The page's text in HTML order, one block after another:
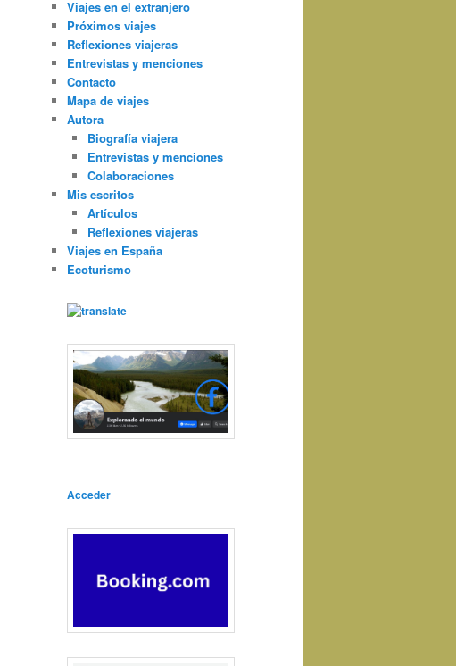
Viajes en el extranjero
Próximos viajes
Reflexiones viajeras
Entrevistas y menciones
Contacto
Mapa de viajes
Autora
Biografía viajera
Entrevistas y menciones
Colaboraciones
Mis escritos
Artículos
Reflexiones viajeras
Viajes en España
Ecoturismo
Acceder